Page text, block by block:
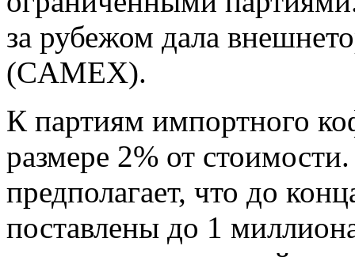
за рубежом дала
(CAMEX).
К партиям импортного
размере 2% от
предполагает, что до
поставлены до 1